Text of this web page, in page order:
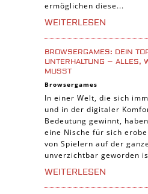
ermöglichen diese...
WEITERLESEN
BROWSERGAMES: DEIN
UNTERHALTUNG – ALLES,
MUSST
Browsergames
In einer Welt, die sich
und in der digitaler
Bedeutung gewinnt,
eine Nische für sich
von Spielern auf der
unverzichtbar geworden
WEITERLESEN